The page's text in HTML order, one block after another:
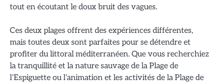
tout en écoutant le doux bruit des vagues.
Ces deux plages offrent des expériences différentes,
mais toutes deux sont parfaites pour se détendre et
profiter du littoral méditerranéen. Que vous recherchiez
la tranquillité et la nature sauvage de la Plage de
l’Espiguette ou l’animation et les activités de la Plage de